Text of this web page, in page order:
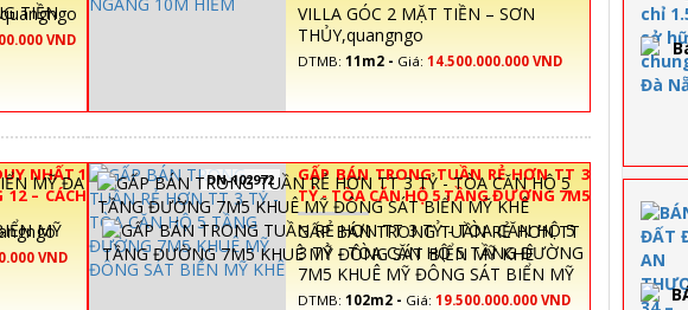
VND
VILLA GÓC 2 MẶT TIỀN – SƠN
THỦY,quangngo
DTMB: 11m2 - Giá: 14.500.000.000 VND
NHẤT 1
– CÁCH
VND
DN-102972
GẤP BÁN TRONG TUẦN RẺ HƠN TT 3
TỶ - TÒA CĂN HỘ 5 TẦNG ĐƯỜNG 7M5
KHUÊ MỸ ĐÔNG SÁT BIỂN MỸ KHÊ
GẤP BÁN TRONG TUẦN RẺ HƠN TT
3 TỶ - TÒA CĂN HỘ 5 TẦNG ĐƯỜNG
7M5 KHUÊ MỸ ĐÔNG SÁT BIỂN MỸ
KHÊ
DTMB: 102m2 - Giá: 19.500.000.000 VND